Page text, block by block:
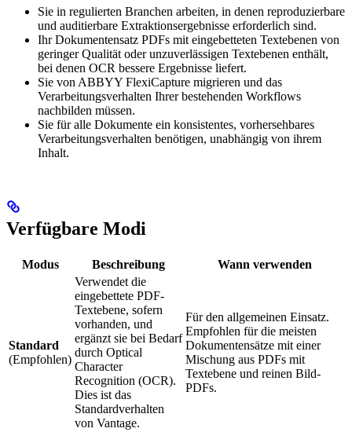
Sie in regulierten Branchen arbeiten, in denen reproduzierbare
und auditierbare Extraktionsergebnisse erforderlich sind.
Ihr Dokumentensatz PDFs mit eingebetteten Textebenen von
geringer Qualität oder unzuverlässigen Textebenen enthält,
bei denen OCR bessere Ergebnisse liefert.
Sie von ABBYY FlexiCapture migrieren und das
Verarbeitungsverhalten Ihrer bestehenden Workflows
nachbilden müssen.
Sie für alle Dokumente ein konsistentes, vorhersehbares
Verarbeitungsverhalten benötigen, unabhängig von ihrem
Inhalt.
Verfügbare Modi
Modus Beschreibung Wann verwenden
Standard
(Empfohlen)
Verwendet die
eingebettete PDF-
Textebene, sofern
vorhanden, und
ergänzt sie bei Bedarf
durch Optical
Character
Recognition (OCR).
Dies ist das
Standardverhalten
von Vantage.
Für den allgemeinen Einsatz.
Empfohlen für die meisten
Dokumentensätze mit einer
Mischung aus PDFs mit
Textebene und reinen Bild-
PDFs.